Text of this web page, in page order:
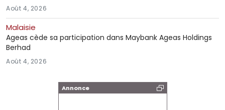
Annonce
Août 4, 2026
Malaisie
Ageas cède sa participation dans Maybank Ageas Holdings
Berhad
Août 4, 2026